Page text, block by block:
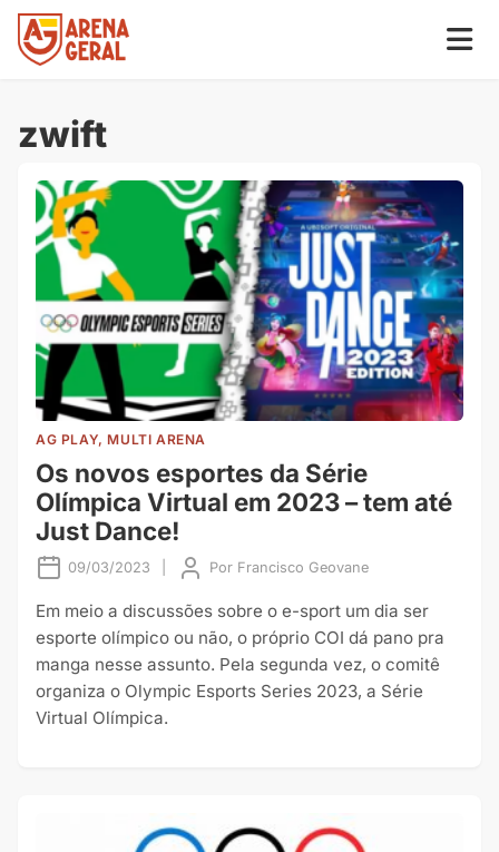
zwift
AG PLAY, MULTI ARENA
Os novos esportes da Série
Olímpica Virtual em 2023 – tem até
Just Dance!
09/03/2023 Por Francisco Geovane
Em meio a discussões sobre o e-sport um dia ser
esporte olímpico ou não, o próprio COI dá pano pra
manga nesse assunto. Pela segunda vez, o comitê
organiza o Olympic Esports Series 2023, a Série
Virtual Olímpica.